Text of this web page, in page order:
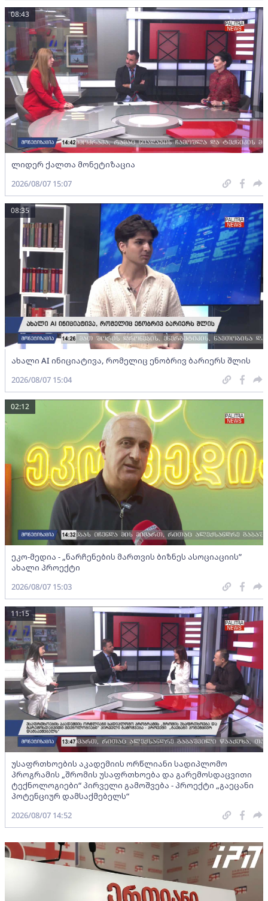
ლიდერ ქალთა მონეტიზაცია
08:43
2026/08/07 15:07
ახალი AI ინიციატივა, რომელიც ენობრივ ბარიერს შლის
08:35
2026/08/07 15:04
ეკო-მედია - „ნარჩენების მართვის ბიზნეს ასოციაციის”
ახალი პროექტი
02:12
2026/08/07 15:03
უსაფრთხოების აკადემიის ორწლიანი სადიპლომო
პროგრამის „შრომის უსაფრთხოება და გარემოსდაცვითი
ტექნოლოგიები“ პირველი გამოშვება - პროექტი „გაეცანი
პოტენციურ დამსაქმებელს“
11:15
2026/08/07 14:52